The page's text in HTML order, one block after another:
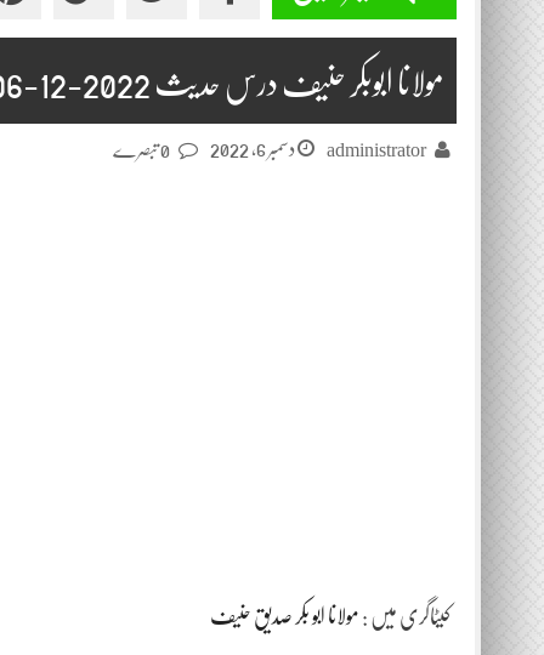
مولانا ابوبکر حنیف درس حدیث 2022-12-06
administrator دسمبر 6, 2022
کیٹاگری میں : مولانا ابو بکر صدیق حنیف